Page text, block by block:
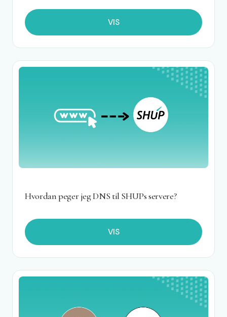
VIS
Hvordan peger jeg DNS til SHUPs servere?
VIS